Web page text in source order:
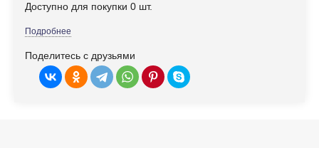
Доступно для покупки 0 шт.
Подробнее
Поделитесь с друзьями